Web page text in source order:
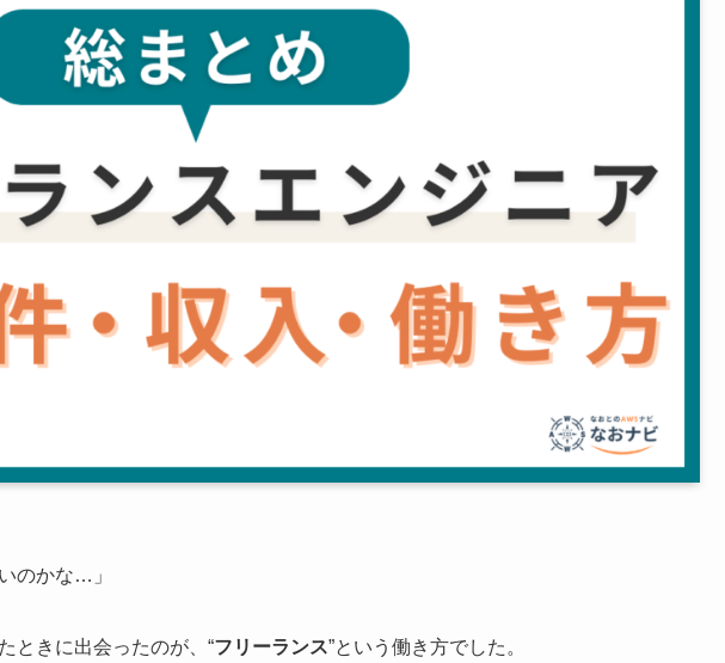
のかな…」
ときに出会ったのが、“フリーランス”という働き方でした。